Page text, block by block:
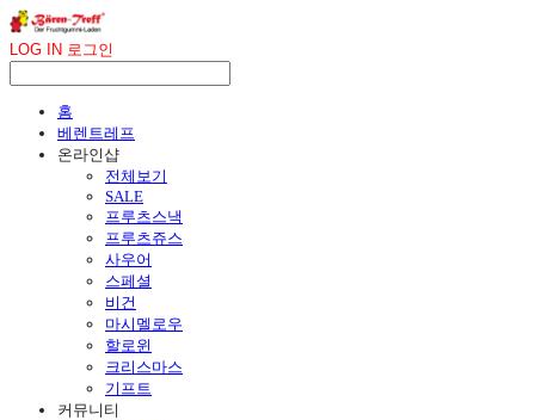
LOG IN 로그인
홈
베렌트레프
온라인샵
전체보기
SALE
프루츠스낵
프루츠쥬스
사우어
스페셜
비건
마시멜로우
할로윈
크리스마스
기프트
커뮤니티